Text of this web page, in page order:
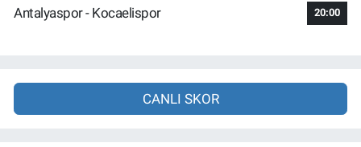
Antalyaspor - Kocaelispor 20:00
CANLI SKOR